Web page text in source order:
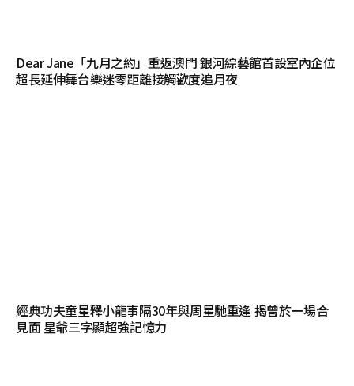
Dear Jane「九月之約」重返澳門 銀河綜藝館首設室內企位
超長延伸舞台樂迷零距離接觸歡度追月夜
經典功夫童星釋小龍事隔30年與周星馳重逢 揭曾於一場合
見面 星爺三字顯超強記憶力